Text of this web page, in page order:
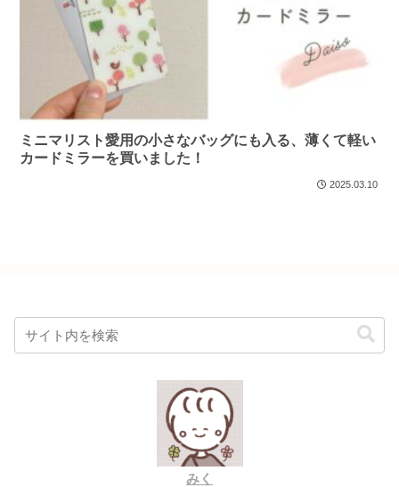
ミニマリスト愛用の小さなバッグにも入る、薄くて軽い
カードミラーを買いました！
2025.03.10
みく